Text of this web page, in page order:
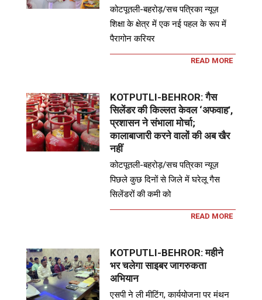
कोटपूतली-बहरोड़/सच पत्रिका न्यूज़
शिक्षा के क्षेत्र में एक नई पहल के रूप में
पैरागोन करियर
READ MORE
KOTPUTLI-BEHROR: गैस
सिलेंडर की किल्लत केवल ‘अफवाह’,
प्रशासन ने संभाला मोर्चा;
कालाबाजारी करने वालों की अब खैर
नहीं
कोटपूतली-बहरोड़/सच पत्रिका न्यूज़
पिछले कुछ दिनों से जिले में घरेलू गैस
सिलेंडरों की कमी को
READ MORE
KOTPUTLI-BEHROR: महीने
भर चलेगा साइबर जागरुकता
अभियान
एसपी ने ली मीटिंग, कार्ययोजना पर मंथन